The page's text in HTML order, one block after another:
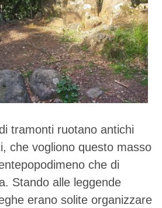
tramonti ruotano antichi
che vogliono questo masso
che di
Stando alle leggende
erano solite organizzare